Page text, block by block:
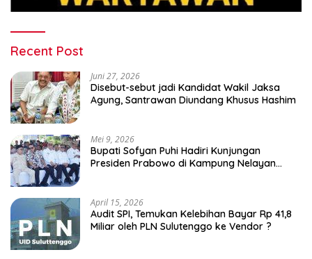
Recent Post
Juni 27, 2026
Disebut-sebut jadi Kandidat Wakil Jaksa
Agung, Santrawan Diundang Khusus Hashim
Mei 9, 2026
Bupati Sofyan Puhi Hadiri Kunjungan
Presiden Prabowo di Kampung Nelayan
April 15, 2026
Audit SPI, Temukan Kelebihan Bayar Rp 41,8
Miliar oleh PLN Sulutenggo ke Vendor ?